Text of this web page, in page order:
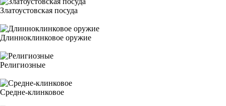
Златоустовская посуда
Длинноклинковое оружие
Религиозные
Средне-клинковое